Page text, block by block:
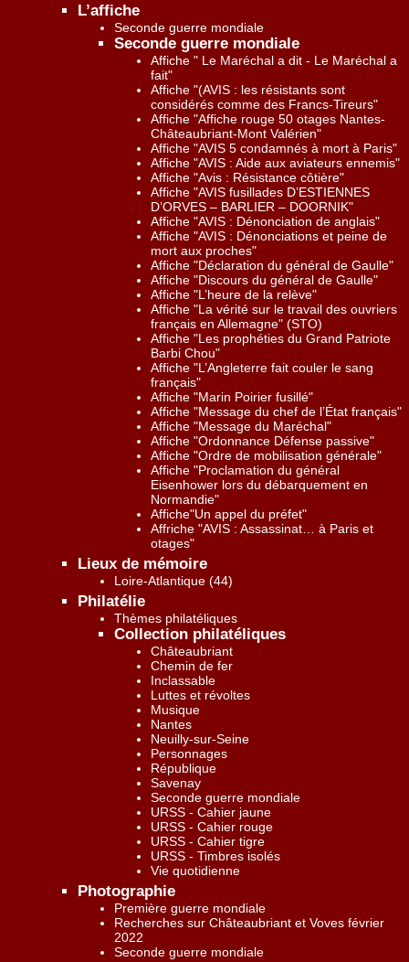
L’affiche
Seconde guerre mondiale
Seconde guerre mondiale
Affiche " Le Maréchal a dit - Le Maréchal a
fait"
Affiche "(AVIS : les résistants sont
considérés comme des Francs-Tireurs"
Affiche "Affiche rouge 50 otages Nantes-
Châteaubriant-Mont Valérien"
Affiche "AVIS 5 condamnés à mort à Paris"
Affiche "AVIS : Aide aux aviateurs ennemis"
Affiche "Avis : Résistance côtière"
Affiche "AVIS fusillades D’ESTIENNES
D’ORVES – BARLIER – DOORNIK"
Affiche "AVIS : Dénonciation de anglais"
Affiche "AVIS : Dénonciations et peine de
mort aux proches"
Affiche "Déclaration du général de Gaulle"
Affiche "Discours du général de Gaulle"
Affiche "L’heure de la relève"
Affiche "La vérité sur le travail des ouvriers
français en Allemagne" (STO)
Affiche "Les prophéties du Grand Patriote
Barbi Chou"
Affiche "L’Angleterre fait couler le sang
français"
Affiche "Marin Poirier fusillé"
Affiche "Message du chef de l’État français"
Affiche "Message du Maréchal"
Affiche "Ordonnance Défense passive"
Affiche "Ordre de mobilisation générale"
Affiche "Proclamation du général
Eisenhower lors du débarquement en
Normandie"
Affiche"Un appel du préfet"
Affriche "AVIS : Assassinat… à Paris et
otages"
Lieux de mémoire
Loire-Atlantique (44)
Philatélie
Thèmes philatéliques
Collection philatéliques
Châteaubriant
Chemin de fer
Inclassable
Luttes et révoltes
Musique
Nantes
Neuilly-sur-Seine
Personnages
République
Savenay
Seconde guerre mondiale
URSS - Cahier jaune
URSS - Cahier rouge
URSS - Cahier tigre
URSS - Timbres isolés
Vie quotidienne
Photographie
Première guerre mondiale
Recherches sur Châteaubriant et Voves février
2022
Seconde guerre mondiale